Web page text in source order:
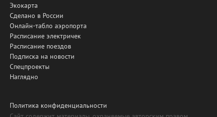
Экокарта
Сделано в России
Онлайн-табло аэропорта
Расписание электричек
Расписание поездов
Подписка на новости
Спецпроекты
Наглядно
Политика конфиденциальности